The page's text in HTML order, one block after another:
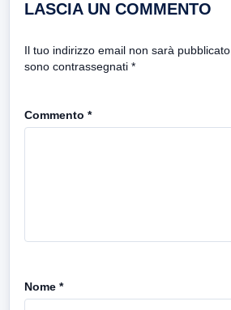
LASCIA UN COMMENTO
Il tuo indirizzo email non sarà pubblicato.
sono contrassegnati *
Commento *
Nome *